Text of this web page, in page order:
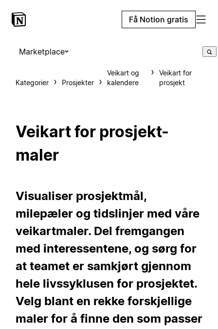
Få Notion gratis
Marketplace
Kategorier Prosjekter
Veikart og
kalendere
Veikart for
prosjekt
Veikart for prosjekt-
maler
Visualiser prosjektmål,
milepæler og tidslinjer med våre
veikartmaler. Del fremgangen
med interessentene, og sørg for
at teamet er samkjørt gjennom
hele livssyklusen for prosjektet.
Velg blant en rekke forskjellige
maler for å finne den som passer